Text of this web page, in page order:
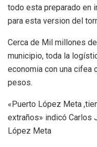
todo esta preparado en
para esta version del
Cerca de Mil millones
municipio, toda la
economia con una cifea
pesos.
«Puerto López Meta
extraños» indicó Carlos
López Meta